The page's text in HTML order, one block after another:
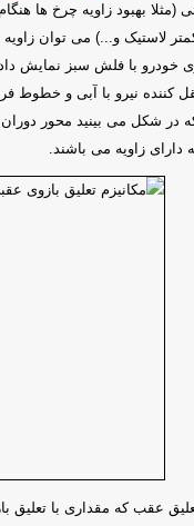
(مثلا بهبود زاویه چرخ ها
لاستیک و...) می توان زاویه
با فلش سبز نمایش
کننده نیرو با آبی و
در شکل می بینید محور
دارای زاویه می باشند.
عقب که مقداری با تعلیق